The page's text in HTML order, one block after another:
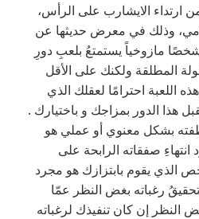
ارتداء الايشارب على الرأس،
وذلك في معرض حديثها عن
مازوخياً يستمتعُ بلعبِ دورِ
المطلقة ولكنك على الأقل
احترامًا لعقلك الذي
هذا الدور بمزاجك و باختيارك .
بشكل معنوي أو عملي هو
صفقاته الرابحة على
الذي يقوم بابتزازك هو مجرد
رغباته بغض النظر عمّا
النظر إن كان تنفيذك لرغباته